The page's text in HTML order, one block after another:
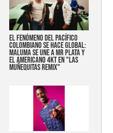
EL FENÓMENO DEL PACÍFICO
COLOMBIANO SE HACE GLOBAL:
MALUMA SE UNE A MR PLATA Y
EL AMERICANO 4KT EN "LAS
MUÑEQUITAS REMIX"